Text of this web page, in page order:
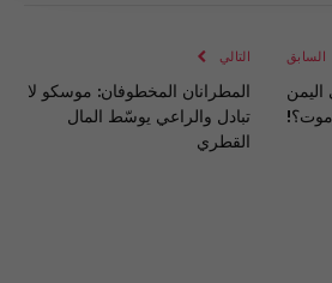
السابق التالي
المطرانان المخطوفان: موسكو لا
تبادل والراعي يوسّط المال
القطري